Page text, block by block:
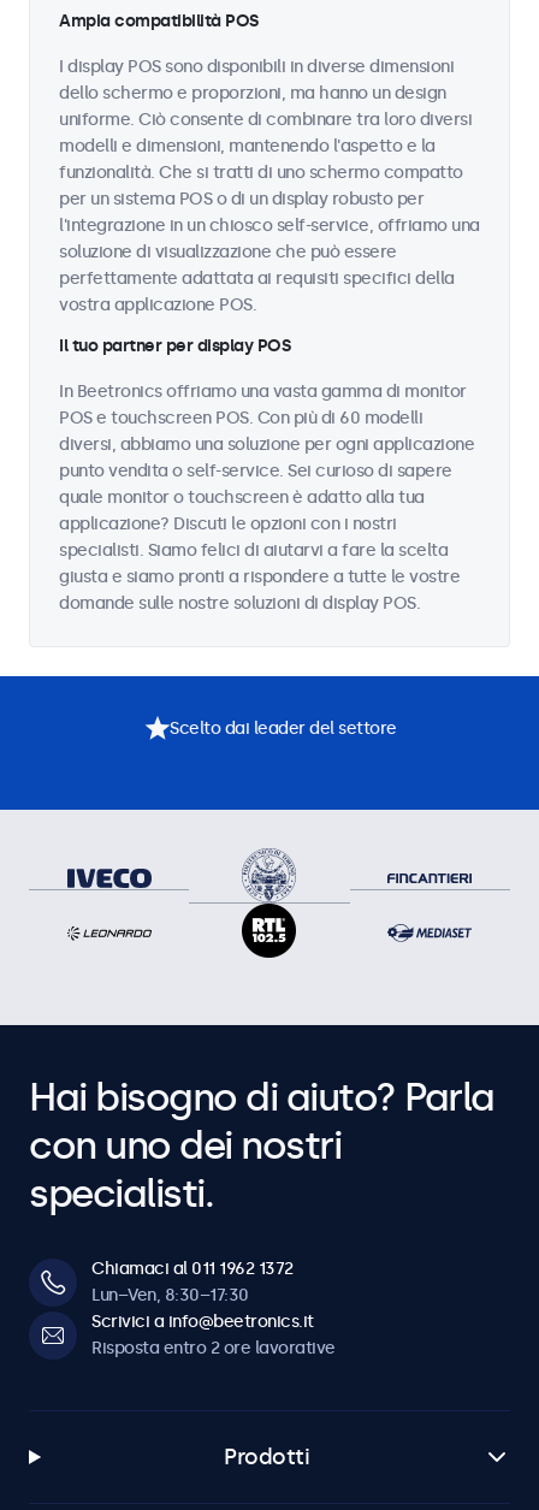
Ampia compatibilità POS
I display POS sono disponibili in diverse dimensioni
dello schermo e proporzioni, ma hanno un design
uniforme. Ciò consente di combinare tra loro diversi
modelli e dimensioni, mantenendo l'aspetto e la
funzionalità. Che si tratti di uno schermo compatto
per un sistema POS o di un display robusto per
l'integrazione in un chiosco self-service, offriamo una
soluzione di visualizzazione che può essere
perfettamente adattata ai requisiti specifici della
vostra applicazione POS.
Il tuo partner per display POS
In Beetronics offriamo una vasta gamma di monitor
POS e touchscreen POS. Con più di 60 modelli
diversi, abbiamo una soluzione per ogni applicazione
punto vendita o self-service. Sei curioso di sapere
quale monitor o touchscreen è adatto alla tua
applicazione? Discuti le opzioni con i nostri
specialisti. Siamo felici di aiutarvi a fare la scelta
giusta e siamo pronti a rispondere a tutte le vostre
domande sulle nostre soluzioni di display POS.
Scelto dai leader del settore
Hai bisogno di aiuto? Parla
con uno dei nostri
specialisti.
Chiamaci al 011 1962 1372
Lun–Ven, 8:30–17:30
Scrivici a info@beetronics.it
Risposta entro 2 ore lavorative
Prodotti